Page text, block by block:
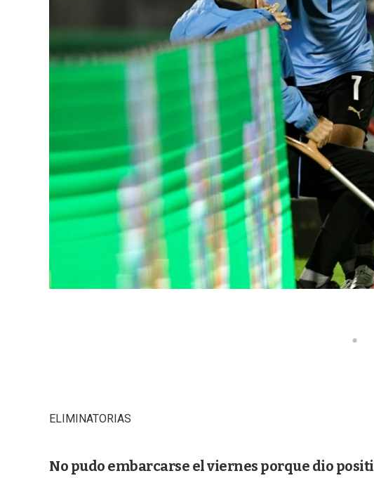
ELIMINATORIAS
No pudo embarcarse el viernes porque dio